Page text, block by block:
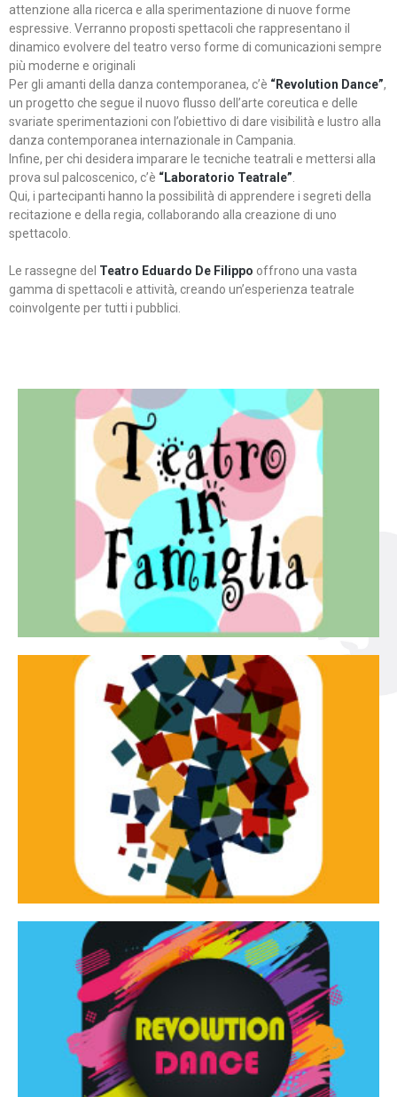
attenzione alla ricerca e alla sperimentazione di nuove forme
espressive. Verranno proposti spettacoli che rappresentano il
dinamico evolvere del teatro verso forme di comunicazioni sempre
più moderne e originali
Per gli amanti della danza contemporanea, c’è “Revolution Dance”,
un progetto che segue il nuovo flusso dell’arte coreutica e delle
svariate sperimentazioni con l’obiettivo di dare visibilità e lustro alla
danza contemporanea internazionale in Campania.
Infine, per chi desidera imparare le tecniche teatrali e mettersi alla
prova sul palcoscenico, c’è “Laboratorio Teatrale”
Qui, i partecipanti hanno la possibilità di apprendere i segreti della
recitazione e della regia, collaborando alla creazione di uno
spettacolo.
Le rassegne del Teatro Eduardo De Filippo offrono una vasta
gamma di spettacoli e attività, creando un’esperienza teatrale
coinvolgente per tutti i pubblici.
Teatro in famiglia
Teatro In Famiglia è una rassegna di teatro concepita
per far condividere e godere del teatro all’intera
famiglia.
Continua
Tracce dinamiche
Tracce Dinamiche è una rassegna di teatro
d’innovazione e sperimentale.
Continua
Revolution Dance
Rassegna di danza contemporanea – I Edizione